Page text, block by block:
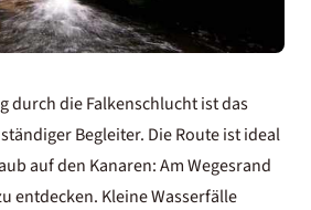
durch die Falkenschlucht ist das
Begleiter. Die Route ist ideal
auf den Kanaren: Am Wegesrand
entdecken. Kleine Wasserfälle